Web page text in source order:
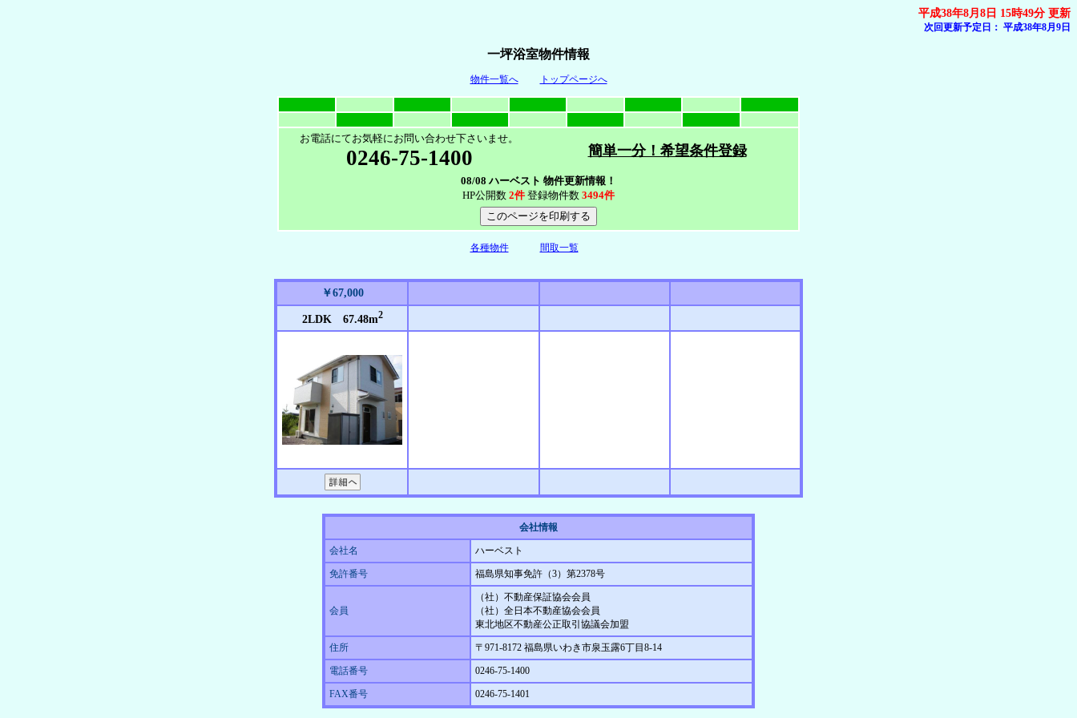
平成38年8月8日 15時49分 更新
次回更新予定日： 平成38年8月9日
一坪浴室物件情報
物件一覧へ トップページへ
お電話にてお気軽にお問い合わせ下さいませ。
0246-75-1400 簡単一分！希望条件登録
08/08 ハーベスト 物件更新情報！
HP公開数 2件 登録物件数 3494件
各種物件 間取一覧
￥67,000
2LDK 67.48m2
会社情報
会社名 ハーベスト
免許番号 福島県知事免許（3）第2378号
会員
（社）不動産保証協会会員
（社）全日本不動産協会会員
東北地区不動産公正取引協議会加盟
住所 〒971-8172 福島県いわき市泉玉露6丁目8-14
電話番号 0246-75-1400
FAX番号 0246-75-1401